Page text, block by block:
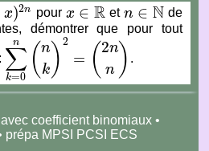
x)2n
2n pour x ∈ R
x∈R et n ∈ N
n∈N
de
démontrer que pour tout
∑
k=0
n (n
k) 2
= (2n
n )
∑k 0n (n k) =(2 n .
coefficient binomiaux •
prépa MPSI PCSI ECS